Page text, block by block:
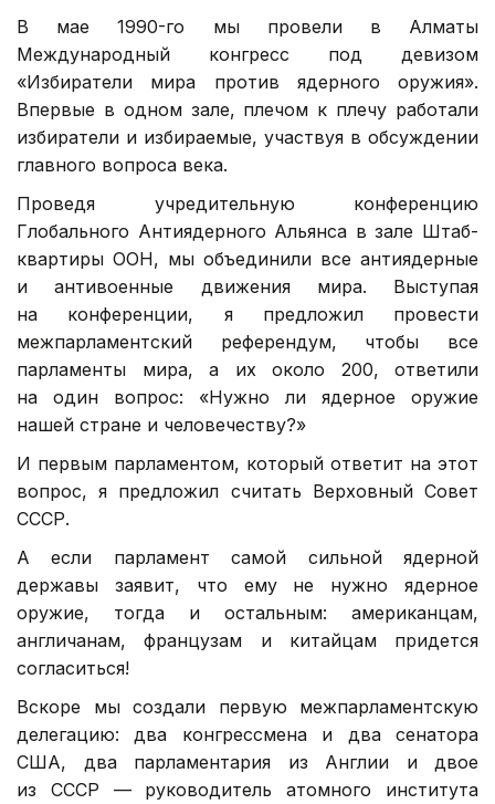
В мае 1990-го мы провели в Алматы
Международный конгресс под девизом
«Избиратели мира против ядерного оружия».
Впервые в одном зале, плечом к плечу работали
избиратели и избираемые, участвуя в обсуждении
главного вопроса века.
Проведя учредительную конференцию
Глобального Антиядерного Альянса в зале Штаб-
квартиры ООН, мы объединили все антиядерные
и антивоенные движения мира. Выступая
на конференции, я предложил провести
межпарламентский референдум, чтобы все
парламенты мира, а их около 200, ответили
на один вопрос: «Нужно ли ядерное оружие
нашей стране и человечеству?»
И первым парламентом, который ответит на этот
вопрос, я предложил считать Верховный Совет
СССР.
А если парламент самой сильной ядерной
державы заявит, что ему не нужно ядерное
оружие, тогда и остальным: американцам,
англичанам, французам и китайцам придется
согласиться!
Вскоре мы создали первую межпарламентскую
делегацию: два конгрессмена и два сенатора
США, два парламентария из Англии и двое
из СССР — руководитель атомного института